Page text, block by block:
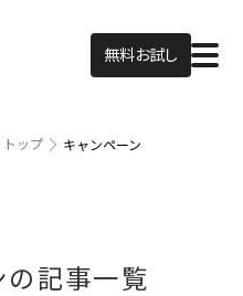
無料お試し
トップ キャンペーン
の記事一覧